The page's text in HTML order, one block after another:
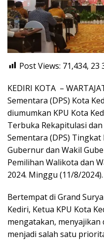
Post Views: 71,434, 23
KEDIRI KOTA –
Sementara (DPS) Kota
diumumkan KPU Kota
Terbuka Rekapitulasi
Sementara (DPS)
Gubernur dan Wakil
Pemilihan Walikota dan
2024. Minggu (11/8/2024).
Bertempat di Grand
Kediri, Ketua KPU Kota
mengatakan,
menjadi salah satu